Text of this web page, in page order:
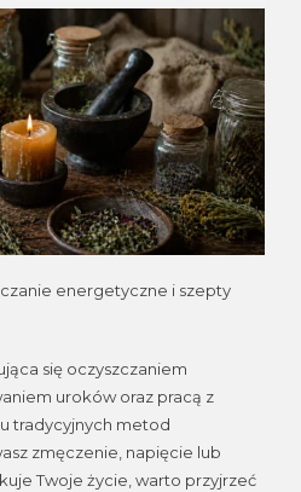
energetyczne i szepty
się oczyszczaniem
uroków oraz pracą z
tradycyjnych metod
zmęczenie, napięcie lub
Twoje życie, warto przyjrzeć